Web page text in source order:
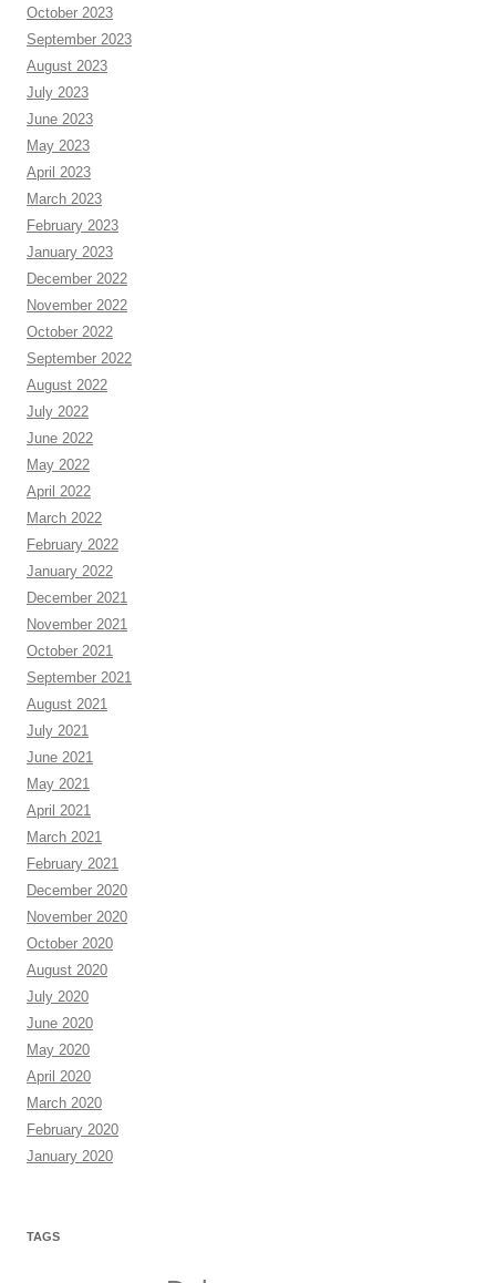
October 2023
September 2023
August 2023
July 2023
June 2023
May 2023
April 2023
March 2023
February 2023
January 2023
December 2022
November 2022
October 2022
September 2022
August 2022
July 2022
June 2022
May 2022
April 2022
March 2022
February 2022
January 2022
December 2021
November 2021
October 2021
September 2021
August 2021
July 2021
June 2021
May 2021
April 2021
March 2021
February 2021
December 2020
November 2020
October 2020
August 2020
July 2020
June 2020
May 2020
April 2020
March 2020
February 2020
January 2020
TAGS